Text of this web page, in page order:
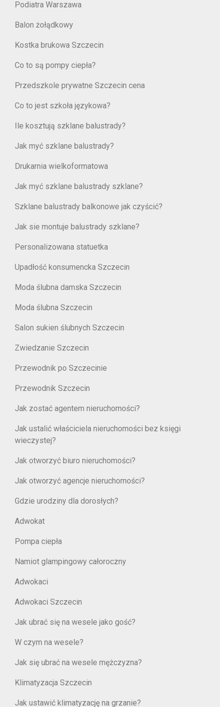
Podiatra Warszawa
Balon żołądkowy
Kostka brukowa Szczecin
Co to są pompy ciepła?
Przedszkole prywatne Szczecin cena
Co to jest szkoła językowa?
Ile kosztują szklane balustrady?
Jak myć szklane balustrady?
Drukarnia wielkoformatowa
Jak myć szklane balustrady szklane?
Szklane balustrady balkonowe jak czyścić?
Jak sie montuje balustrady szklane?
Personalizowana statuetka
Upadłość konsumencka Szczecin
Moda ślubna damska Szczecin
Moda ślubna Szczecin
Salon sukien ślubnych Szczecin
Zwiedzanie Szczecin
Przewodnik po Szczecinie
Przewodnik Szczecin
Jak zostać agentem nieruchomości?
Jak ustalić właściciela nieruchomości bez księgi
wieczystej?
Jak otworzyć biuro nieruchomości?
Jak otworzyć agencje nieruchomości?
Gdzie urodziny dla dorosłych?
Adwokat
Pompa ciepła
Namiot glampingowy całoroczny
Adwokaci
Adwokaci Szczecin
Jak ubrać się na wesele jako gość?
W czym na wesele?
Jak się ubrać na wesele mężczyzna?
Klimatyzacja Szczecin
Jak ustawić klimatyzację na grzanie?